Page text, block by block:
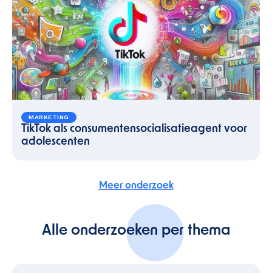
MARKETING
TikTok als consumentensocialisatieagent voor
adolescenten
Meer onderzoek
Alle onderzoeken per thema